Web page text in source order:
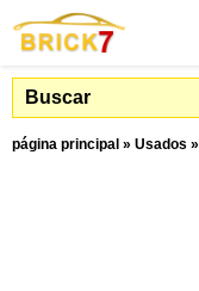
Buscar
página principal » Usados »